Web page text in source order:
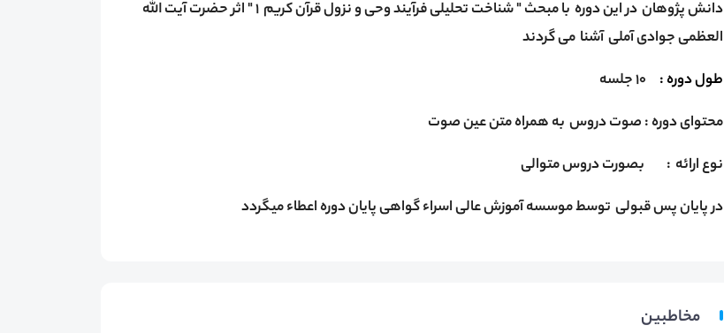
دانش پژوهان در این دوره با مبحث " شناخت تحلیلی فرآیند وحی و نزول قرآن کریم 1 " اثر حضرت آیت الله
العظمی جوادی آملی آشنا می گردند
طول دوره :
محتوای دوره : صوت دروس به همراه متن عین صوت
نوع ارائه : بصورت دروس متوالی
در پایان پس قبولی توسط موسسه آموزش عالی اسراء گواهی پایان دوره اعطاء میگردد
مخاطبین